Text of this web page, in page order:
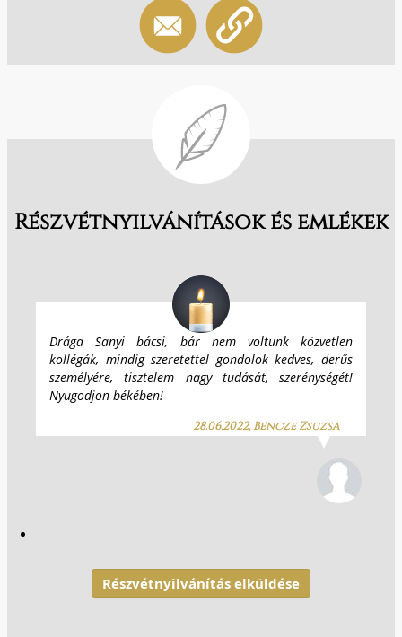
Részvétnyilvánítások és emlékek
Drága Sanyi bácsi, bár nem voltunk közvetlen
kollégák, mindig szeretettel gondolok kedves, derűs
személyére, tisztelem nagy tudását, szerénységét!
Nyugodjon békében!
28.06.2022, Bencze Zsuzsa
Részvétnyilvánítás elküldése